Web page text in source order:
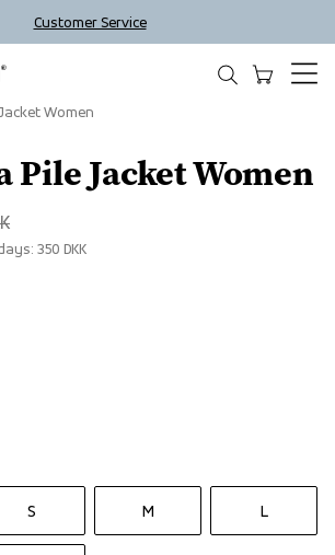
Customer Service
Pile Jacket Women
350 DKK
S M L
Women